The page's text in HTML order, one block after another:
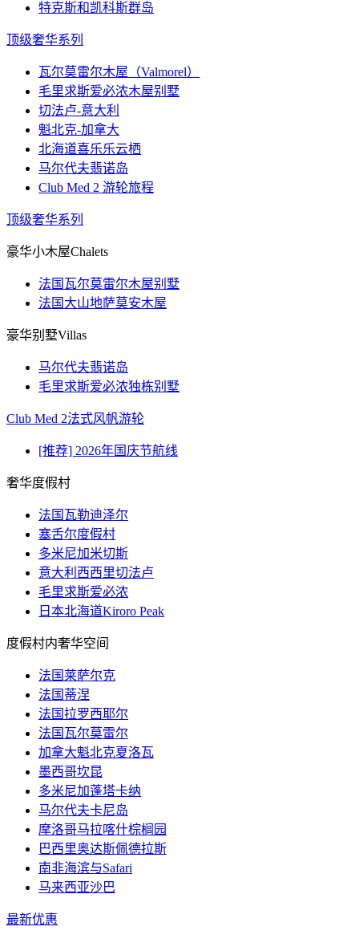
特克斯和凯科斯群岛
顶级奢华系列
瓦尔莫雷尔木屋（Valmorel）
毛里求斯爱必浓木屋别墅
切法卢-意大利
魁北克-加拿大
北海道喜乐乐云栖
马尔代夫翡诺岛
Club Med 2 游轮旅程
顶级奢华系列
豪华小木屋Chalets
法国瓦尔莫雷尔木屋别墅
法国大山地萨莫安木屋
豪华别墅Villas
马尔代夫翡诺岛
毛里求斯爱必浓独栋别墅
Club Med 2法式风帆游轮
[推荐] 2026年国庆节航线
奢华度假村
法国瓦勒迪泽尔
塞舌尔度假村
多米尼加米切斯
意大利西西里切法卢
毛里求斯爱必浓
日本北海道Kiroro Peak
度假村内奢华空间
法国莱萨尔克
法国蒂涅
法国拉罗西耶尔
法国瓦尔莫雷尔
加拿大魁北克夏洛瓦
墨西哥坎昆
多米尼加蓬塔卡纳
马尔代夫卡尼岛
摩洛哥马拉喀什棕榈园
巴西里奥达斯佩德拉斯
南非海滨与Safari
马来西亚沙巴
最新优惠